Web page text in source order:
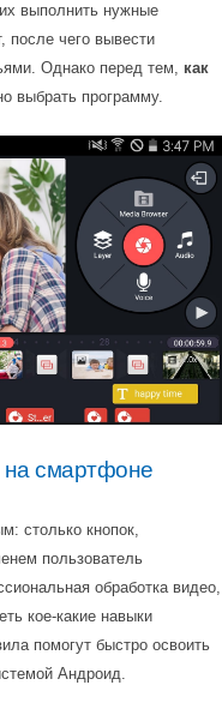
выполнить нужные
после чего вывести
Однако перед тем, как
выбрать программу.
на смартфоне
столько кнопок,
пользователь
обработка видео,
кое-какие навыки
помогут быстро освоить
Андроид.